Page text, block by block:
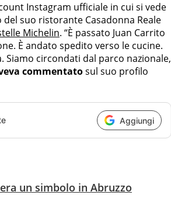
Instagram ufficiale in cui si vede
del suo ristorante Casadonna Reale
Michelin. “È passato Juan Carrito
È andato spedito verso le cucine.
Siamo circondati dal parco nazionale,
commentatosul suo profilo
Aggiungi
un simbolo in Abruzzo